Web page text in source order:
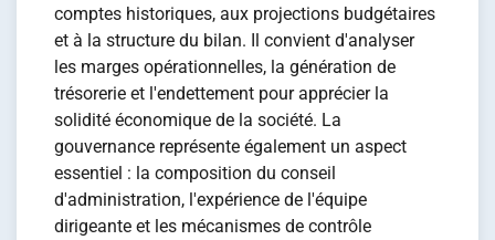
comptes historiques, aux projections budgétaires
et à la structure du bilan. Il convient d'analyser
les marges opérationnelles, la génération de
trésorerie et l'endettement pour apprécier la
solidité économique de la société. La
gouvernance représente également un aspect
essentiel : la composition du conseil
d'administration, l'expérience de l'équipe
dirigeante et les mécanismes de contrôle